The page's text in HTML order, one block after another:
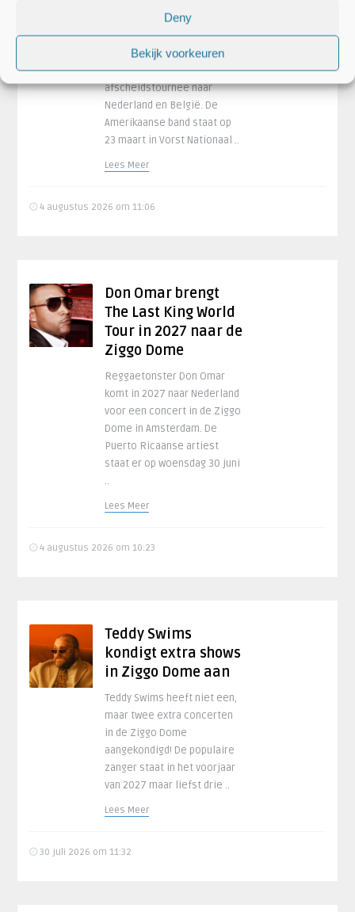
Deny
Bekijk voorkeuren
Nationaal Brussel
Thrashmetalband Megadeth
komt in maart 2027 met haar
afscheidstournee naar
Nederland en België. De
Amerikaanse band staat op
23 maart in Vorst Nationaal ..
Lees Meer
4 augustus 2026 om 11:06
Don Omar brengt
The Last King World
Tour in 2027 naar de
Ziggo Dome
Reggaetonster Don Omar
komt in 2027 naar Nederland
voor een concert in de Ziggo
Dome in Amsterdam. De
Puerto Ricaanse artiest
staat er op woensdag 30 juni
..
Lees Meer
4 augustus 2026 om 10:23
Teddy Swims
kondigt extra shows
in Ziggo Dome aan
Teddy Swims heeft niet een,
maar twee extra concerten
in de Ziggo Dome
aangekondigd! De populaire
zanger staat in het voorjaar
van 2027 maar liefst drie ..
Lees Meer
30 juli 2026 om 11:32